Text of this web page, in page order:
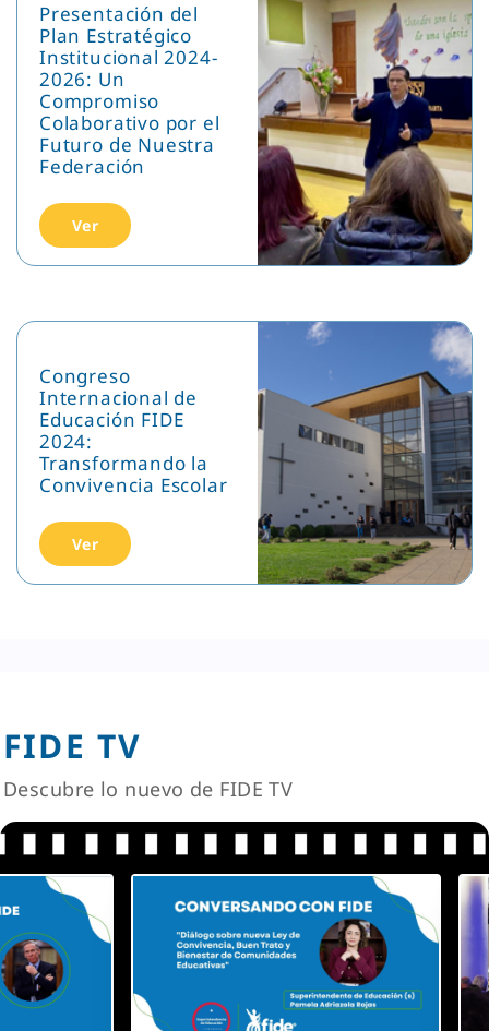
Presentación del
Plan Estratégico
Institucional 2024-
2026: Un
Compromiso
Colaborativo por el
Futuro de Nuestra
Federación
Ver
Congreso
Internacional de
Educación FIDE
2024:
Transformando la
Convivencia Escolar
Ver
FIDE TV
Descubre lo nuevo de FIDE TV